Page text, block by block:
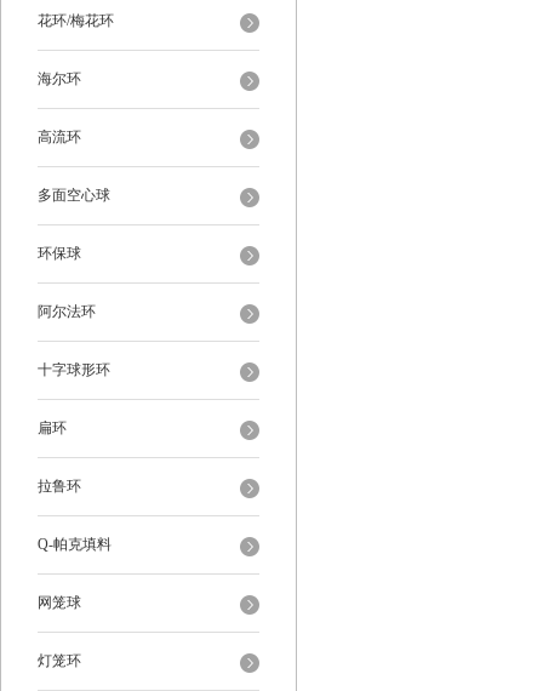
花环/梅花环
海尔环
高流环
多面空心球
环保球
阿尔法环
十字球形环
扁环
拉鲁环
Q-帕克填料
网笼球
灯笼环